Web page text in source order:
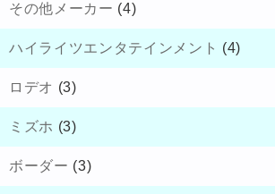
その他メーカー (4)
ハイライツエンタテインメント (4)
ロデオ (3)
ミズホ (3)
ボーダー (3)